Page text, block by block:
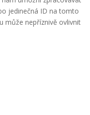
jedinečná ID na tomto
může nepříznivě ovlivnit